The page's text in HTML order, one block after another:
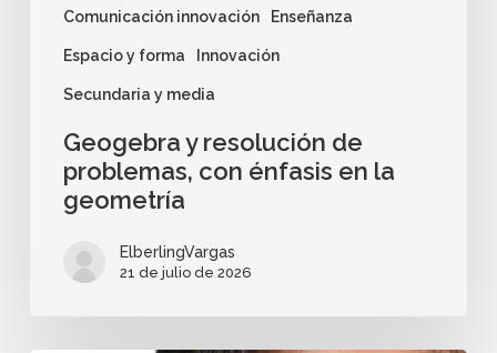
Comunicación innovación Enseñanza
Espacio y forma Innovación
Secundaria y media
Geogebra y resolución de
problemas, con énfasis en la
geometría
ElberlingVargas
21 de julio de 2026